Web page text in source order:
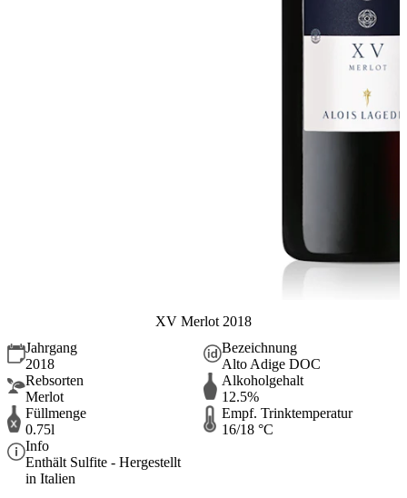
XV Merlot 2018
Jahrgang
2018
Bezeichnung
Alto Adige DOC
Rebsorten
Merlot
Alkoholgehalt
12.5%
Füllmenge
0.75l
Empf. Trinktemperatur
16/18 °C
Info
Enthält Sulfite - Hergestellt
in Italien